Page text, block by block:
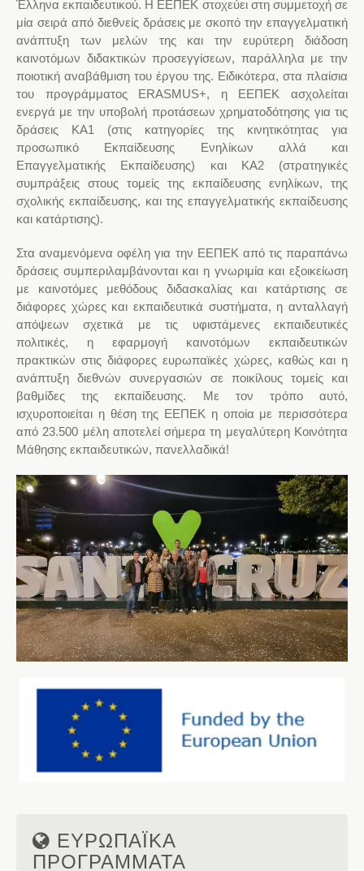
Έλληνα εκπαιδευτικού. Η ΕΕΠΕΚ στοχεύει στη συμμετοχή σε
μία σειρά από διεθνείς δράσεις με σκοπό την επαγγελματική
ανάπτυξη των μελών της και την ευρύτερη διάδοση
καινοτόμων διδακτικών προσεγγίσεων, παράλληλα με την
ποιοτική αναβάθμιση του έργου της. Ειδικότερα, στα πλαίσια
του προγράμματος ERASMUS+, η ΕΕΠΕΚ ασχολείται
ενεργά με την υποβολή προτάσεων χρηματοδότησης για τις
δράσεις ΚΑ1 (στις κατηγορίες της κινητικότητας για
προσωπικό Εκπαίδευσης Ενηλίκων αλλά και
Επαγγελματικής Εκπαίδευσης) και ΚΑ2 (στρατηγικές
συμπράξεις στους τομείς της εκπαίδευσης ενηλίκων, της
σχολικής εκπαίδευσης, και της επαγγελματικής εκπαίδευσης
και κατάρτισης).
Στα αναμενόμενα οφέλη για την ΕΕΠΕΚ από τις παραπάνω
δράσεις συμπεριλαμβάνονται και η γνωριμία και εξοικείωση
με καινοτόμες μεθόδους διδασκαλίας και κατάρτισης σε
διάφορες χώρες και εκπαιδευτικά συστήματα, η ανταλλαγή
απόψεων σχετικά με τις υφιστάμενες εκπαιδευτικές
πολιτικές, η εφαρμογή καινοτόμων εκπαιδευτικών
πρακτικών στις διάφορες ευρωπαϊκές χώρες, καθώς και η
ανάπτυξη διεθνών συνεργασιών σε ποικίλους τομείς και
βαθμίδες της εκπαίδευσης. Με τον τρόπο αυτό,
ισχυροποιείται η θέση της ΕΕΠΕΚ η οποία με περισσότερα
από 23.500 μέλη αποτελεί σήμερα τη μεγαλύτερη Κοινότητα
Μάθησης εκπαιδευτικών, πανελλαδικά!
ΕΥΡΩΠΑΪΚΑ
ΠΡΟΓΡΑΜΜΑΤΑ